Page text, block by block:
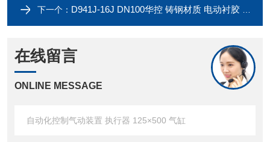
下一个： D941J-16J DN100华控 铸钢材质 电动衬胶 法兰式蝶阀
在线留言
ONLINE MESSAGE